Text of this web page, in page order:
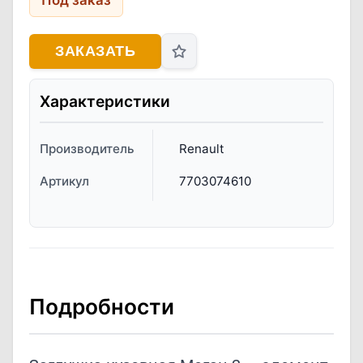
ЗАКАЗАТЬ
Характеристики
Производитель Renault
Артикул 7703074610
Подробности